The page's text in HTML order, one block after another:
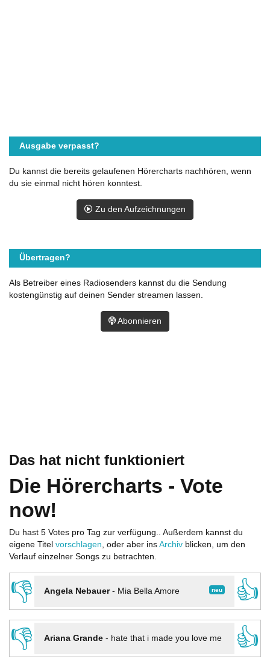
Das hat nicht funktioniert
Die Hörercharts - Vote
now!
Du hast 5 Votes pro Tag zur verfügung.. Außerdem kannst du
eigene Titel vorschlagen, oder aber ins Archiv blicken, um den
Verlauf einzelner Songs zu betrachten.
👎 neu
Angela Nebauer- Mia Bella Amore
👍
👎
Ariana Grande- hate that i made you love me
👍
Ausgabe verpasst?
Du kannst die bereits gelaufenen Hörercharts nachhören, wenn
du sie einmal nicht hören konntest.
Zu den Aufzeichnungen
Übertragen?
Als Betreiber eines Radiosenders kannst du die Sendung
kostengünstig auf deinen Sender streamen lassen.
Abonnieren